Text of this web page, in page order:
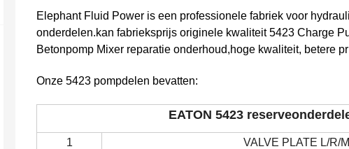
Elephant Fluid Power is een professionele fabriek voor
onderdelen.kan fabrieksprijs originele kwaliteit 5423 Charge
Betonpomp Mixer reparatie onderhoud,hoge kwaliteit, betere
Onze 5423 pompdelen bevatten:
EATON 5423
1 VALVE PLATE L/R/M